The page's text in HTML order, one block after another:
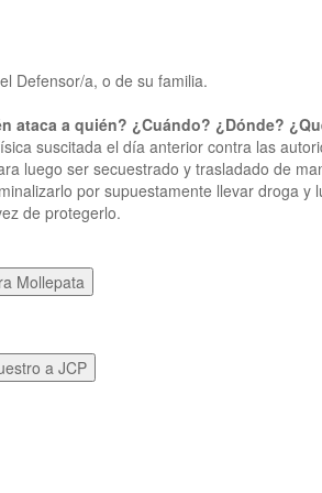
Defensor/a, o de su familia.
ataca a quién? ¿Cuándo? ¿Dónde?
suscitada el día anterior contra las
luego ser secuestrado y trasladado de
por supuestamente llevar droga
de protegerlo.
Mollepata
TT, conductor de la camioneta del secuestro a JCP